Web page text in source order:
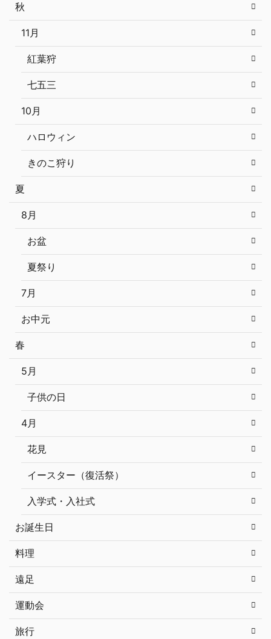
秋
11月
紅葉狩
七五三
10月
ハロウィン
きのこ狩り
夏
8月
お盆
夏祭り
7月
お中元
春
5月
子供の日
4月
花見
イースター（復活祭）
入学式・入社式
お誕生日
料理
遠足
運動会
旅行